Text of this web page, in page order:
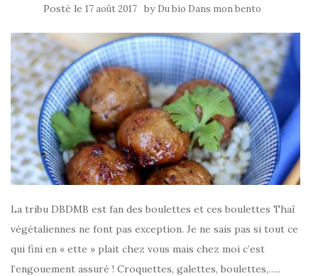
Posté le 17 août 2017 by Du bio Dans mon bento
La tribu DBDMB est fan des boulettes et ces boulettes Thaï
végétaliennes ne font pas exception. Je ne sais pas si tout ce
qui fini en « ette » plait chez vous mais chez moi c’est
l’engouement assuré ! Croquettes, galettes, boulettes,…..